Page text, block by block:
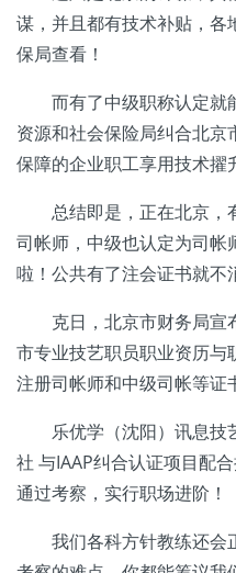
谋，并且都有技术补贴，各
保局查看！
而有了中级职称认定就
资源和社会保险局纠合北
保障的企业职工享用技术擢
总结即是，正在北京，
司帐师，中级也认定为司帐
啦！公共有了注会证书就不
克日，北京市财务局宣
市专业技艺职员职业资历与
注册司帐师和中级司帐等证
乐优学（沈阳）讯息技
社 与IAAP纠合认证项目配
通过考察，实行职场进阶！
我们各科方针教练还会